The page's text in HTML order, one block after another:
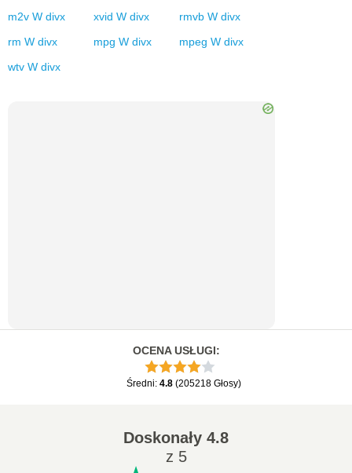
m2v W divx xvid W divx rmvb W divx
rm W divx mpg W divx mpeg W divx
wtv W divx
OCENA USŁUGI:
Średni: 4.8 (205218 Głosy)
Doskonały 4.8
z 5